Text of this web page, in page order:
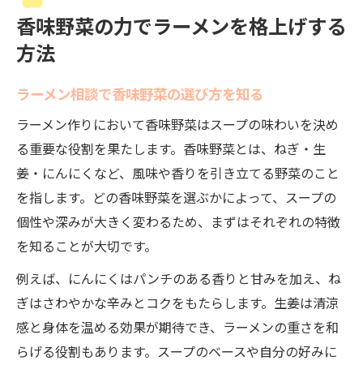
自宅で本格ラーメンスープを作る相談術
す
法
香味野菜の加熱タイミングを相談で深掘り
ラーメン相談でスープのコクと香りをUP
相談から学ぶ本格スープ用香味野菜の活用
ラーメンスープ作りに野菜くずを活かすコツ
相談で学ぶラーメンスープと野菜くず活用
法
香味野菜の野菜くずで出汁を取る相談ポイ
ント
香味野菜の力でラーメンを格上げする
方法
ラーメン相談で香味野菜の選び方を知る
ラーメン作りにおいて香味野菜はスープの味わいを決め
る重要な役割を果たします。香味野菜とは、ねぎ・生
姜・にんにくなど、風味や香りを引き立てる野菜のこと
を指します。どの香味野菜を選ぶかによって、スープの
個性や深みが大きく変わるため、まずはそれぞれの特徴
を知ることが大切です。
例えば、にんにくはパンチのある香りと甘みを加え、ね
ぎはさわやかな辛みとコクをもたらします。生姜は清涼
感と身体を温める効果が期待でき、ラーメンの重さを和
らげる役割もあります。スープのベースや自分の好みに